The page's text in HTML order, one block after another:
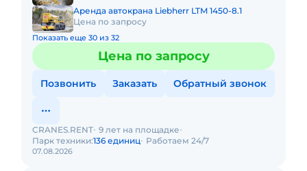
Аренда автокрана Liebherr LTM 1450-8.1
Цена по запросу
Показать еще 30 из 32
Цена по запросу
Позвонить Заказать Обратный звонок
07.08.2026
CRANES.RENT 9 лет на площадке
Парк техники:136 единиц Работаем 24/7